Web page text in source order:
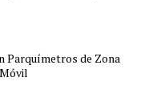
Parquímetros de Zona